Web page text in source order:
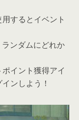
するとイベント
ンダムにどれか
イント獲得アイ
ンしよう！